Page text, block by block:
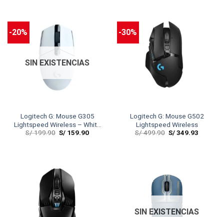
-20%
SIN EXISTENCIAS
Logitech G: Mouse G305
Lightspeed Wireless – White
(Color Collection)
S/199.90 S/ 159.90
-30%
Logitech G: Mouse G502
Lightspeed Wireless
S/499.90 S/349.93
SIN EXISTENCIAS